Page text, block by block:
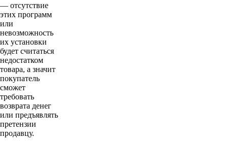
— отсутствие
этих программ
или
невозможность
их установки
будет считаться
недостатком
товара, а значит
покупатель
сможет
требовать
возврата денег
или предъявлять
претензии
продавцу.